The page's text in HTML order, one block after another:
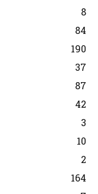
8
84
190
37
87
42
3
10
2
164